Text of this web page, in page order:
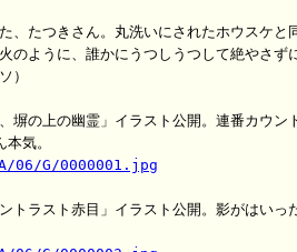
、たつきさん。丸洗いにされたホウスケと
のように、誰かにうつしうつして絶やさず
）
塀の上の幽霊」イラスト公開。連番カウン
06/G/0000001.jpg
トラスト赤目」イラスト公開。影がはいっ